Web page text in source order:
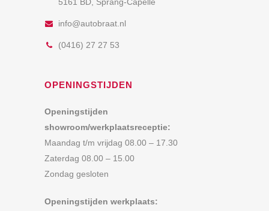
info@autobraat.nl
(0416) 27 27 53
OPENINGSTIJDEN
Openingstijden
showroom/werkplaatsreceptie:
Maandag t/m vrijdag 08.00 – 17.30
Zaterdag 08.00 – 15.00
Zondag gesloten
Openingstijden werkplaats: